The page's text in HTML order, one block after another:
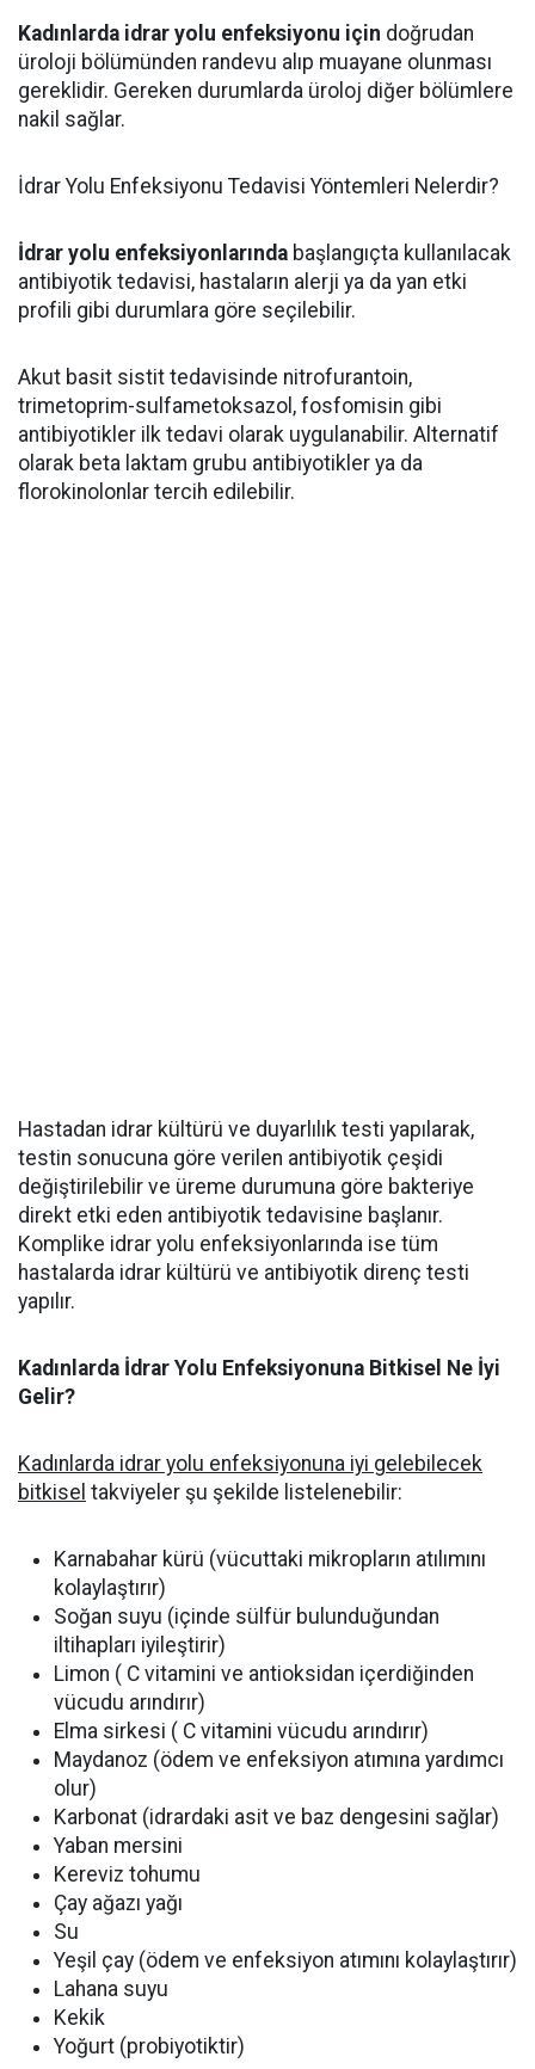
Kadınlarda idrar yolu enfeksiyonu için doğrudan
üroloji bölümünden randevu alıp muayane olunması
gereklidir. Gereken durumlarda üroloj diğer bölümlere
nakil sağlar.
İdrar Yolu Enfeksiyonu Tedavisi Yöntemleri Nelerdir?
İdrar yolu enfeksiyonlarında başlangıçta kullanılacak
antibiyotik tedavisi, hastaların alerji ya da yan etki
profili gibi durumlara göre seçilebilir.
Akut basit sistit tedavisinde nitrofurantoin,
trimetoprim-sulfametoksazol, fosfomisin gibi
antibiyotikler ilk tedavi olarak uygulanabilir. Alternatif
olarak beta laktam grubu antibiyotikler ya da
florokinolonlar tercih edilebilir.
Hastadan idrar kültürü ve duyarlılık testi yapılarak,
testin sonucuna göre verilen antibiyotik çeşidi
değiştirilebilir ve üreme durumuna göre bakteriye
direkt etki eden antibiyotik tedavisine başlanır.
Komplike idrar yolu enfeksiyonlarında ise tüm
hastalarda idrar kültürü ve antibiyotik direnç testi
yapılır.
Kadınlarda İdrar Yolu Enfeksiyonuna Bitkisel Ne İyi
Gelir?
Kadınlarda idrar yolu enfeksiyonuna iyi gelebilecek
bitkisel takviyeler şu şekilde listelenebilir:
Karnabahar kürü (vücuttaki mikropların atılımını
kolaylaştırır)
Soğan suyu (içinde sülfür bulunduğundan
iltihapları iyileştirir)
Limon ( C vitamini ve antioksidan içerdiğinden
vücudu arındırır)
Elma sirkesi ( C vitamini vücudu arındırır)
Maydanoz (ödem ve enfeksiyon atımına yardımcı
olur)
Karbonat (idrardaki asit ve baz dengesini sağlar)
Yaban mersini
Kereviz tohumu
Çay ağazı yağı
Su
Yeşil çay (ödem ve enfeksiyon atımını kolaylaştırır)
Lahana suyu
Kekik
Yoğurt (probiyotiktir)